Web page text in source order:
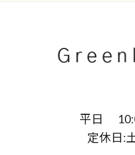
平日
定休日: